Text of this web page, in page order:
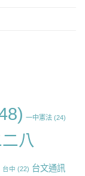
一中憲法 (24)
八
台中 (22) 台文通訊